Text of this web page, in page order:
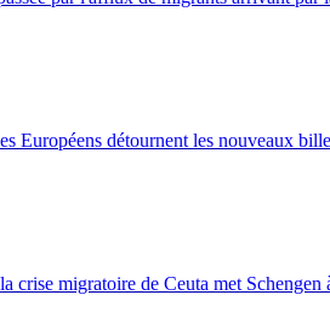
Européens détournent les nouveaux
crise migratoire de Ceuta met Schengen